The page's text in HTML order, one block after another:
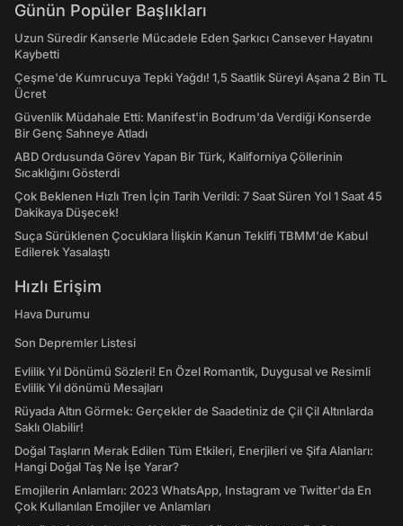
Günün Popüler Başlıkları
Uzun Süredir Kanserle Mücadele Eden Şarkıcı Cansever Hayatını
Kaybetti
Çeşme'de Kumrucuya Tepki Yağdı! 1,5 Saatlik Süreyi Aşana 2 Bin TL
Ücret
Güvenlik Müdahale Etti: Manifest'in Bodrum'da Verdiği Konserde
Bir Genç Sahneye Atladı
ABD Ordusunda Görev Yapan Bir Türk, Kaliforniya Çöllerinin
Sıcaklığını Gösterdi
Çok Beklenen Hızlı Tren İçin Tarih Verildi: 7 Saat Süren Yol 1 Saat 45
Dakikaya Düşecek!
Suça Sürüklenen Çocuklara İlişkin Kanun Teklifi TBMM'de Kabul
Edilerek Yasalaştı
Hızlı Erişim
Hava Durumu
Son Depremler Listesi
Evlilik Yıl Dönümü Sözleri! En Özel Romantik, Duygusal ve Resimli
Evlilik Yıl dönümü Mesajları
Rüyada Altın Görmek: Gerçekler de Saadetiniz de Çil Çil Altınlarda
Saklı Olabilir!
Doğal Taşların Merak Edilen Tüm Etkileri, Enerjileri ve Şifa Alanları:
Hangi Doğal Taş Ne İşe Yarar?
Emojilerin Anlamları: 2023 WhatsApp, Instagram ve Twitter'da En
Çok Kullanılan Emojiler ve Anlamları